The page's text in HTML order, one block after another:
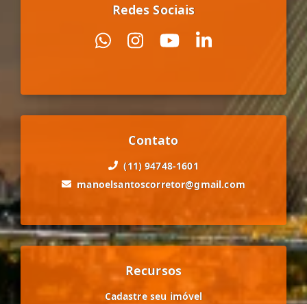
Redes Sociais
Contato
(11) 94748-1601
manoelsantoscorretor@gmail.com
Recursos
Cadastre seu imóvel